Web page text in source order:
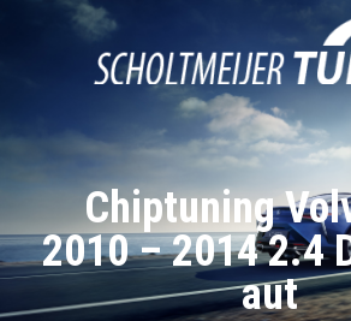
Chiptuning
2010 – 2014 2.4
aut